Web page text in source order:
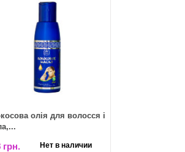
олія для волосся і
грн. Нет в наличии